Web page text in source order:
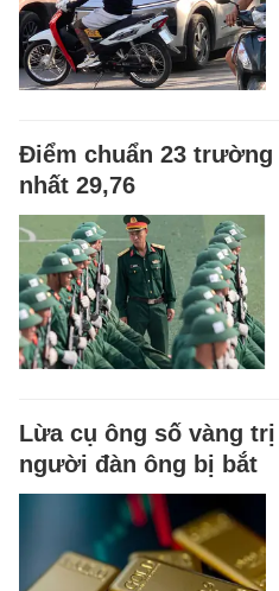
Điểm chuẩn 23 trường
nhất 29,76
Lừa cụ ông số vàng
người đàn ông bị bắt